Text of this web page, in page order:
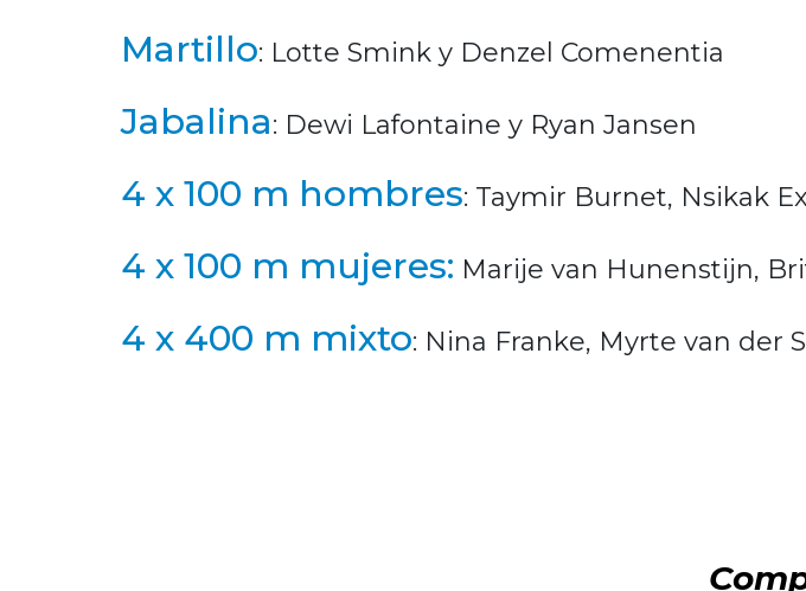
Martillo: Lotte Smink y Denzel Comenentia
Jabalina: Dewi Lafontaine y Ryan Jansen
4 x 100 m hombres: Taymir Burnet, Nsikak
4 x 100 m mujeres: Marije van Hunenstijn,
4 x 400 m mixto: Nina Franke, Myrte van der